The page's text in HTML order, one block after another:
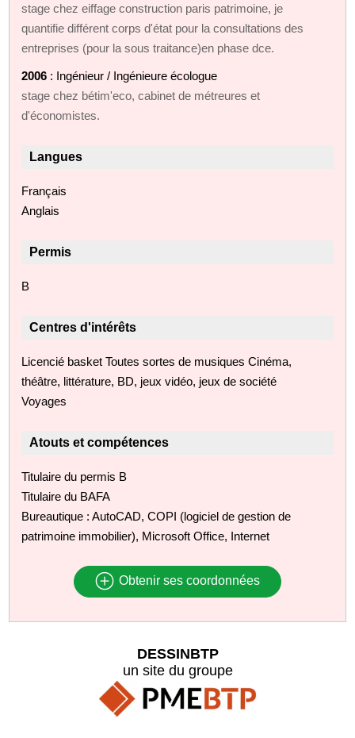
stage chez eiffage construction paris patrimoine, je
quantifie différent corps d'état pour la consultations des
entreprises (pour la sous traitance)en phase dce.
2006 : Ingénieur / Ingénieure écologue
stage chez bétim'eco, cabinet de métreures et
d'économistes.
Langues
Français
Anglais
Permis
B
Centres d'intérêts
Licencié basket Toutes sortes de musiques Cinéma,
théâtre, littérature, BD, jeux vidéo, jeux de société
Voyages
Atouts et compétences
Titulaire du permis B
Titulaire du BAFA
Bureautique : AutoCAD, COPI (logiciel de gestion de
patrimoine immobilier), Microsoft Office, Internet
Obtenir ses coordonnées
DESSINBTP
un site du groupe